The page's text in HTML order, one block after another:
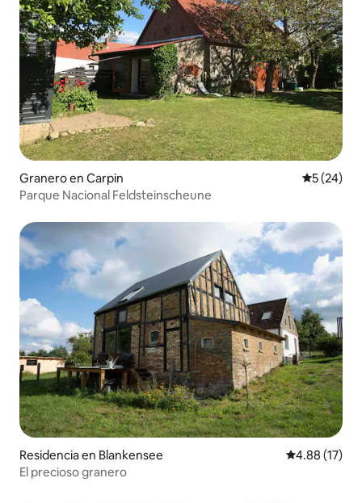
Granero en Carpin
5 (24)
Parque Nacional Feldsteinscheune
Residencia en Blankensee Calificación
4.88 (17)
El precioso granero